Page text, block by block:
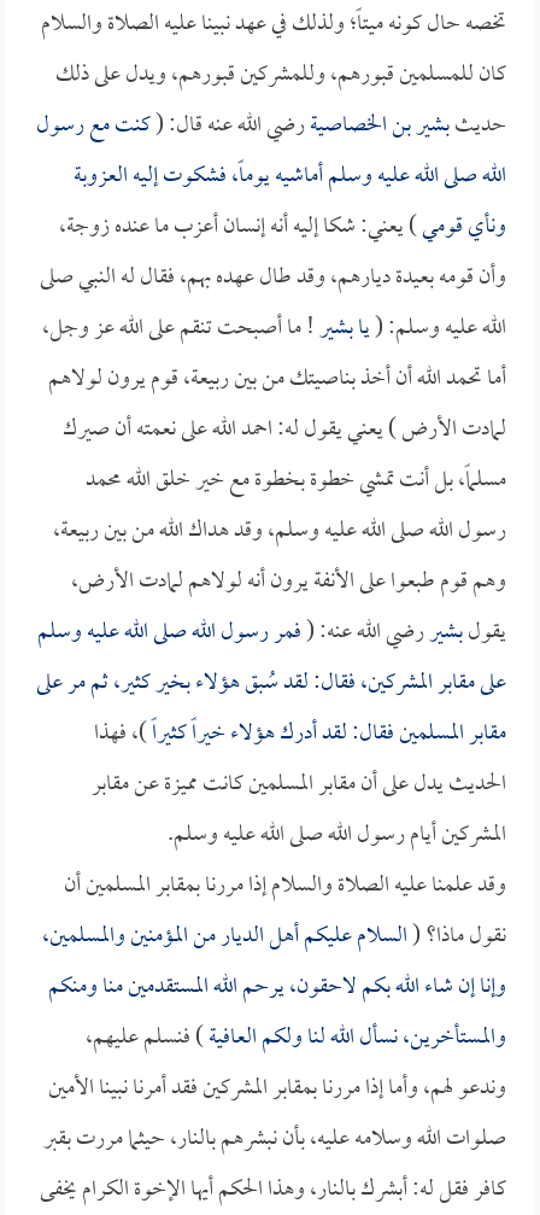
تخصه حال كونه ميتاً؛ ولذلك في عهد نبينا عليه الصلاة والسلام
كان للمسلمين قبورهم، وللمشركين قبورهم، ويدل على ذلك
حديثبشير بن الخصاصيةرضي الله عنه قال: (كنت مع رسول
الله صلى الله عليه وسلم أماشيه يوماً، فشكوت إليه العزوبة
ونأي قومي) يعني: شكا إليه أنه إنسان أعزب ما عنده زوجة،
وأن قومه بعيدة ديارهم، وقد طال عهده بهم، فقال له النبي صلى
الله عليه وسلم: (يابشير! ما أصبحت تنقم على الله عز وجل،
أما تحمد الله أن أخذ بناصيتك من بين ربيعة، قوم يرون لولاهم
لمادت الأرض ) يعني يقول له: احمد الله على نعمته أن صيرك
مسلماً، بل أنت تمشي خطوة بخطوة مع خير خلق الله محمد
رسول الله صلى الله عليه وسلم، وقد هداك الله من بين ربيعة،
وهم قوم طبعوا على الأنفة يرون أنه لولاهم لمادت الأرض،
يقولبشيررضي الله عنه: (فمر رسول الله صلى الله عليه وسلم
على مقابر المشركين، فقال: لقد سُبق هؤلاء بخير كثير، ثم مر على
مقابر المسلمين فقال: لقد أدرك هؤلاء خيراً كثيراً)، فهذا
الحديث يدل على أن مقابر المسلمين كانت مميزة عن مقابر
المشركين أيام رسول الله صلى الله عليه وسلم.
وقد علمنا عليه الصلاة والسلام إذا مررنا بمقابر المسلمين أن
نقول ماذا؟ (السلام عليكم أهل الديار من المؤمنين والمسلمين،
وإنا إن شاء الله بكم لاحقون، يرحم الله المستقدمين منا ومنكم
والمستأخرين، نسأل الله لنا ولكم العافية) فنسلم عليهم،
وندعو لهم، وأما إذا مررنا بمقابر المشركين فقد أمرنا نبينا الأمين
صلوات الله وسلامه عليه، بأن نبشرهم بالنار، حيثما مررت بقبر
كافر فقل له: أبشرك بالنار، وهذا الحكم أيها الإخوة الكرام يخفى